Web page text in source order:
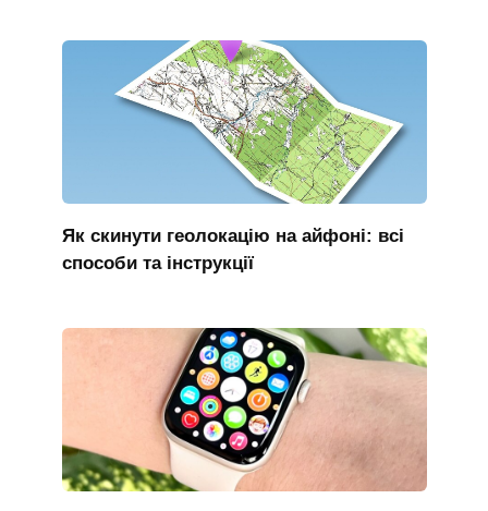
Як скинути геолокацію на айфоні: всі
способи та інструкції